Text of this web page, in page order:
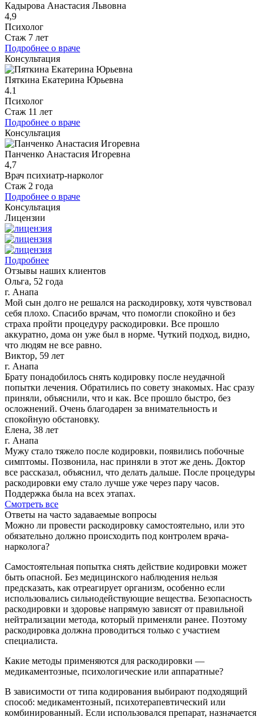
Кадырова Анастасия Львовна
4,9
Психолог
Стаж 7 лет
Подробнее о враче
Консультация
Пяткина Екатерина Юрьевна
4.1
Психолог
Стаж 11 лет
Подробнее о враче
Консультация
Панченко Анастасия Игоревна
4,7
Врач психиатр-нарколог
Стаж 2 года
Подробнее о враче
Консультация
Лицензии
Подробнее
Отзывы наших клиентов
Ольга, 52 года
г. Анапа
Мой сын долго не решался на раскодировку, хотя чувствовал
себя плохо. Спасибо врачам, что помогли спокойно и без
страха пройти процедуру раскодировки. Все прошло
аккуратно, дома он уже был в норме. Чуткий подход, видно,
что людям не все равно.
Виктор, 59 лет
г. Анапа
Брату понадобилось снять кодировку после неудачной
попытки лечения. Обратились по совету знакомых. Нас сразу
приняли, объяснили, что и как. Все прошло быстро, без
осложнений. Очень благодарен за внимательность и
спокойную обстановку.
Елена, 38 лет
г. Анапа
Мужу стало тяжело после кодировки, появились побочные
симптомы. Позвонила, нас приняли в этот же день. Доктор
все рассказал, объяснил, что делать дальше. После процедуры
раскодировки ему стало лучше уже через пару часов.
Поддержка была на всех этапах.
Смотреть все
Ответы на часто задаваемые вопросы
Можно ли провести раскодировку самостоятельно, или это
обязательно должно происходить под контролем врача-
нарколога?
Самостоятельная попытка снять действие кодировки может
быть опасной. Без медицинского наблюдения нельзя
предсказать, как отреагирует организм, особенно если
использовались сильнодействующие вещества. Безопасность
раскодировки и здоровье напрямую зависят от правильной
нейтрализации метода, который применяли ранее. Поэтому
раскодировка должна проводиться только с участием
специалиста.
Какие методы применяются для раскодировки —
медикаментозные, психологические или аппаратные?
В зависимости от типа кодирования выбирают подходящий
способ: медикаментозный, психотерапевтический или
комбинированный. Если использовался препарат, назначается